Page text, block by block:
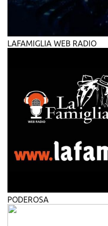
LAFAMIGLIA WEB RADIO
PODEROSA